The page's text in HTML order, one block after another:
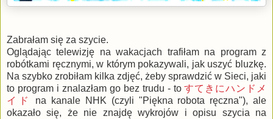
Zabrałam się za szycie.
Oglądając telewizję na wakacjach trafiłam na program z
robótkami ręcznymi, w którym pokazywali, jak uszyć bluzkę.
Na szybko zrobiłam kilka zdjęć, żeby sprawdzić w Sieci, jaki
to program i znalazłam go bez trudu - toすてきにハンドメ
イド
na kanale NHK (czyli "Piękna robota ręczna"), ale
okazało się, że nie znajdę wykrojów i opisu szycia na